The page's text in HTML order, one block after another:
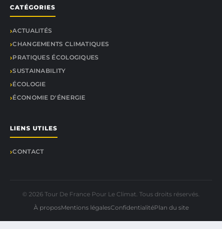
CATÉGORIES
ACTUALITÉS
CHANGEMENTS CLIMATIQUES
PRATIQUES ÉCOLOGIQUES
SUSTAINABILITY
ÉCOLOGIE
ÉCONOMIE D'ÉNERGIE
LIENS UTILES
CONTACT
© 2026 Tour De France Pour Le Climat. Tous droits réservés.
À proposMentions légalesConfidentialitéPlan du site